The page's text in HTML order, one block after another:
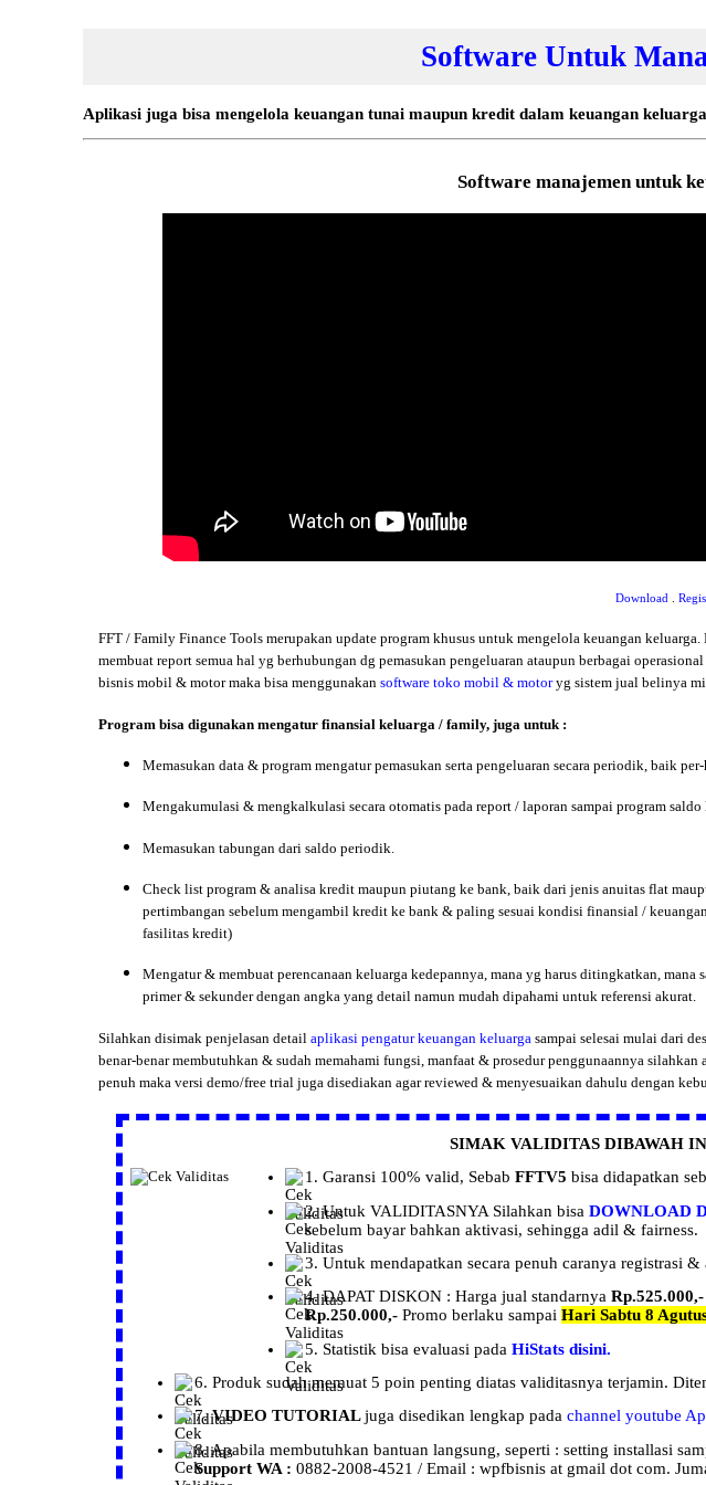
Software Untuk
Aplikasi juga bisa mengelola keuangan tunai maupun kredit dalam keuangan
Software manajemen untuk
Download
FFT / Family Finance Tools merupakan update program khusus untuk mengelola keuangan
membuat report semua hal yg berhubungan dg pemasukan pengeluaran ataupun berbagai
bisnis mobil & motor maka bisa menggunakan software toko mobil & motoryg sistem jual belinya
Program bisa digunakan mengatur finansial keluarga / family, juga untuk :
Memasukan data & program mengatur pemasukan serta pengeluaran secara periodik, baik
Mengakumulasi & mengkalkulasi secara otomatis pada report / laporan sampai program
Memasukan tabungan dari saldo periodik.
Check list program & analisa kredit maupun piutang ke bank, baik dari jenis anuitas flat
pertimbangan sebelum mengambil kredit ke bank & paling sesuai kondisi finansial /
fasilitas kredit)
Mengatur & membuat perencanaan keluarga kedepannya, mana yg harus ditingkatkan,
primer & sekunder dengan angka yang detail namun mudah dipahami untuk referensi akurat.
Silahkan disimak penjelasan detail aplikasi pengatur keuangan keluarga sampai selesai mulai dari
benar-benar membutuhkan & sudah memahami fungsi, manfaat & prosedur penggunaannya silahkan
penuh maka versi demo/free trial juga disediakan agar reviewed & menyesuaikan dahulu dengan
SIMAK VALIDITAS DIBAWAH
1. Garansi100% valid, Sebab FFTV5 bisa didapatkan
2. Untuk VALIDITASNYA Silahkan bisa DOWNLOAD
sebelum bayar bahkan aktivasi, sehingga adil & fairness.
3. Untuk mendapatkan secara penuh caranya registrasi &
4. DAPAT DISKON : Harga jualstandarnya Rp.525.000,-
Rp.250.000,-Promo berlaku sampai Hari Sabtu 8
5. Statistik bisa evaluasi pada HiStats disini.
6. Produk sudah memuat 5 poin penting diatas validitasnya terjamin.
7.VIDEO TUTORIALjuga disedikan lengkap pada channel youtube
8. Apabila membutuhkan bantuan langsung, seperti : setting installasi
Support WA : 0882-2008-4521 / Email : wpfbisnis at gmail dot com.